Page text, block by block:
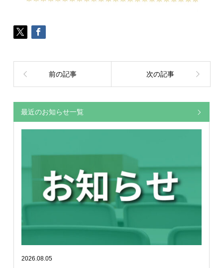
前の記事 次の記事
最近のお知らせ一覧
2026.08.05